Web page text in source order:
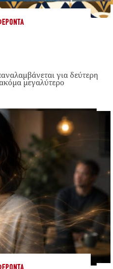
για δεύτερη
μεγαλύτερο